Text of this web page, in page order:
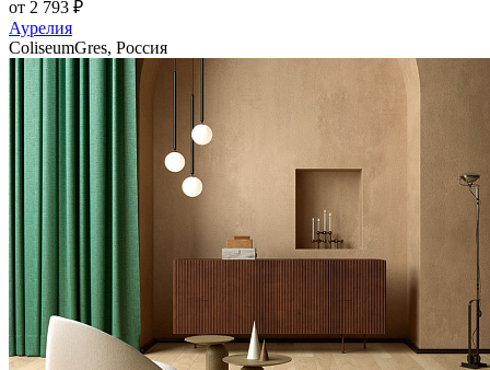
от 2 793 ₽
Аурелия
ColiseumGres, Россия